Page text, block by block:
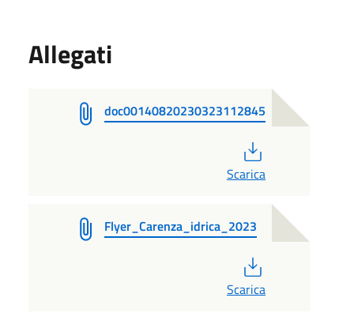
Allegati
doc00140820230323112845
Scarica
Flyer_Carenza_idrica_2023
Scarica